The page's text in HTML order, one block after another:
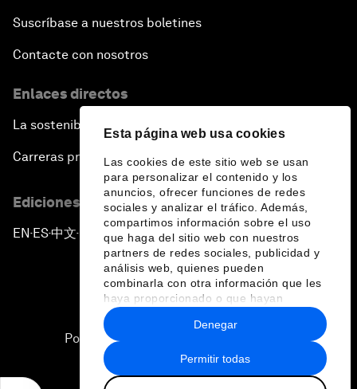
Esta página web usa cookies
Las cookies de este sitio web se usan
para personalizar el contenido y los
anuncios, ofrecer funciones de redes
sociales y analizar el tráfico. Además,
compartimos información sobre el uso
que haga del sitio web con nuestros
partners de redes sociales, publicidad y
análisis web, quienes pueden
combinarla con otra información que les
haya proporcionado o que hayan
recopilado a partir del uso que haya
hecho de sus servicios.
Permitir todas
Denegar
Suscríbase a nuestros boletines
Contacte con nosotros
Enlaces directos
La sostenibilidad en el Foro
Carreras profesionales
Ediciones en otros idiomas
EN ▪ ES▪中文▪ 日本語
Política de privacidad y normas de uso